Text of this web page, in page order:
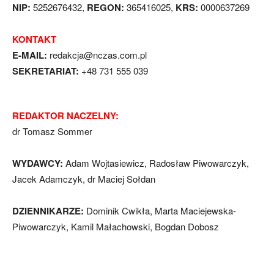
NIP: 5252676432, REGON: 365416025, KRS: 0000637269
KONTAKT
E-MAIL: redakcja@nczas.com.pl
SEKRETARIAT: +48 731 555 039
REDAKTOR NACZELNY:
dr Tomasz Sommer
WYDAWCY: Adam Wojtasiewicz, Radosław Piwowarczyk,
Jacek Adamczyk, dr Maciej Sołdan
DZIENNIKARZE: Dominik Cwikła, Marta Maciejewska-
Piwowarczyk, Kamil Małachowski, Bogdan Dobosz